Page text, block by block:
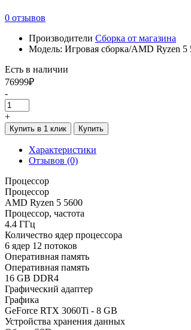
0 отзывов
Производители Сборка от магазина
Модель: Игровая сборка/AMD Ryzen
Есть в наличии
76999₽
-
+
Купить в 1 клик Купить
Характеристики
Отзывов (0)
Процессор
Процессор
AMD Ryzen 5 5600
Процессор, частота
4.4 ГГц
Количество ядер процессора
6 ядер 12 потоков
Оперативная память
Оперативная память
16 GB DDR4
Графический адаптер
Графика
GeForce RTX 3060Ti - 8 GB
Устройства хранения данных